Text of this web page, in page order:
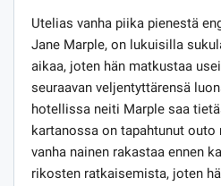
Utelias vanha piika pienestä
Jane Marple, on lukuisilla
aikaa, joten hän matkustaa
seuraavan veljentyttärensä
hotellissa neiti Marple saa
kartanossa on tapahtunut outo
vanha nainen rakastaa ennen
rikosten ratkaisemista, joten